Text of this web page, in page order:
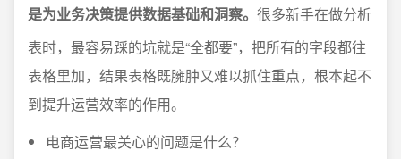
是为业务决策提供数据基础和洞察。 很多新手在做分析
表时，最容易踩的坑就是“全都要”，把所有的字段都往
表格里加，结果表格既臃肿又难以抓住重点，根本起不
到提升运营效率的作用。
电商运营最关心的问题是什么？